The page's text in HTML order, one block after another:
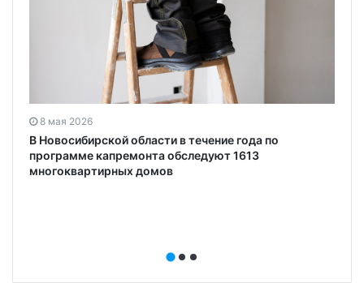
8 мая 2026
В Новосибирской области в течение года по
программе капремонта обследуют 1613
многоквартирных домов